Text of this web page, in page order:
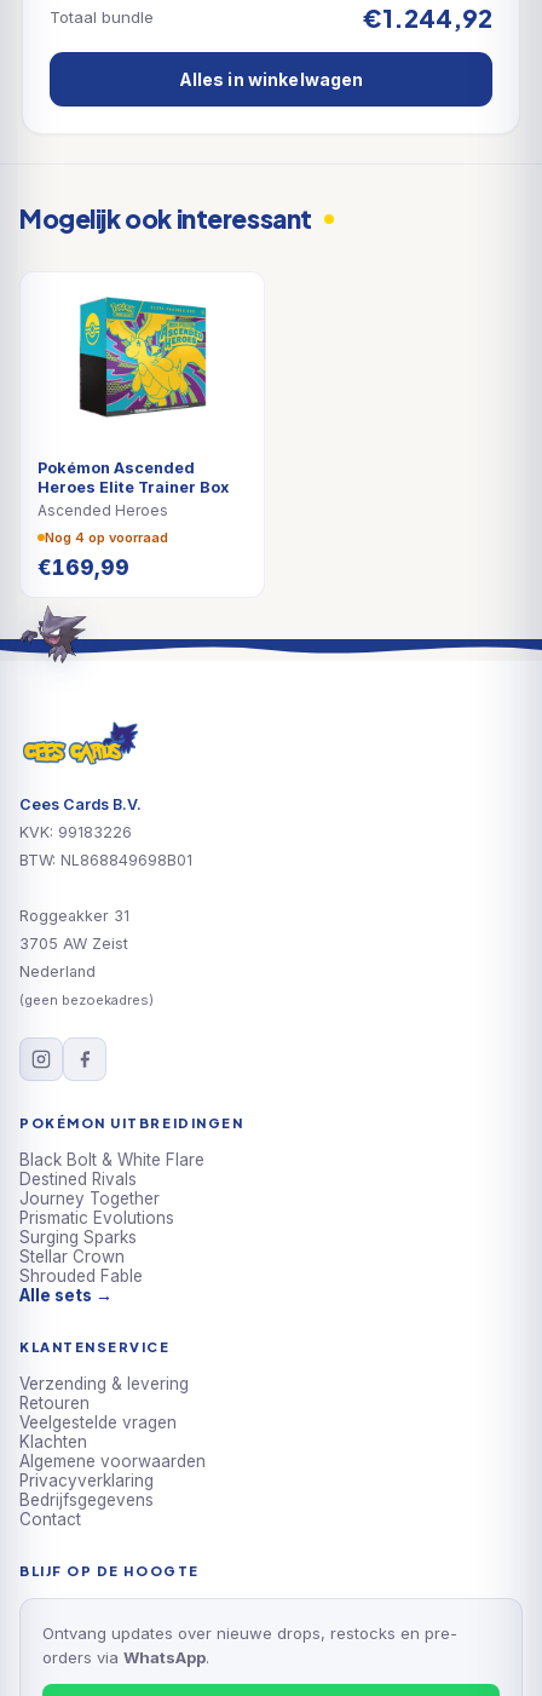
Totaal bundle €1.244,92
Alles in winkelwagen
Mogelijk ook interessant
Pokémon Ascended
Heroes Elite Trainer Box
Ascended Heroes
Nog 4 op voorraad
€169,99
Cees Cards B.V.
KVK: 99183226
BTW: NL868849698B01
Roggeakker 31
3705 AW Zeist
Nederland
(geen bezoekadres)
POKÉMON UITBREIDINGEN
Black Bolt & White Flare
Destined Rivals
Journey Together
Prismatic Evolutions
Surging Sparks
Stellar Crown
Shrouded Fable
Alle sets →
KLANTENSERVICE
Verzending & levering
Retouren
Veelgestelde vragen
Klachten
Algemene voorwaarden
Privacyverklaring
Bedrijfsgegevens
Contact
BLIJF OP DE HOOGTE
Ontvang updates over nieuwe drops, restocks en pre-
orders via WhatsApp.